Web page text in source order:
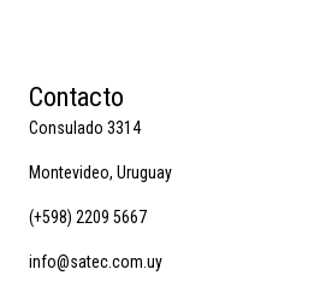
Contacto
Consulado 3314
Montevideo, Uruguay
(+598) 2209 5667
info@satec.com.uy